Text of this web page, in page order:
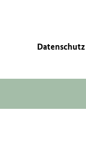
Datenschutz